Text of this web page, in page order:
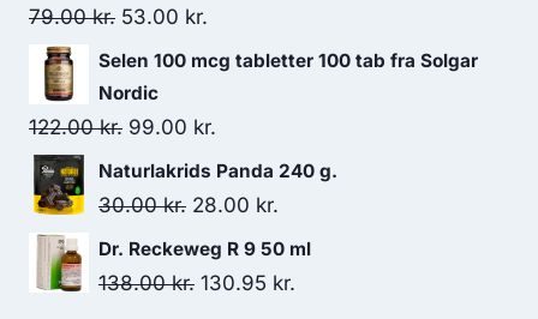
var:
110.00 kr..77.00 kr..
79.00kr. Den
oprindelige
pris
var:
79.00 kr..
53.00 kr.
aktuelle
er:
53.00 kr..
Selen 100 mcg tabletter 100 tab fra Solgar
Nordic
122.00kr. Den
oprindelige
pris
122.00 kr..
99.00 kr.
aktuelle
pris
99.00 kr..
Naturlakrids Panda 240 g.
30.00kr. Den
oprindelige
pris
28.00 kr.
aktuelle
pris
Dr. Reckeweg R 9 50 ml
138.00kr. Den
130.95 kr.